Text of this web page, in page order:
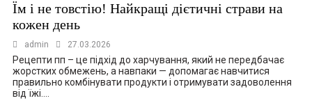
Їм і не товстію! Найкращі дієтичні страви на
кожен день
admin 27.03.2026
Рецепти пп – це підхід до харчування, який не передбачає
жорстких обмежень, а навпаки — допомагає навчитися
правильно комбінувати продукти і отримувати задоволення
від їжі.…